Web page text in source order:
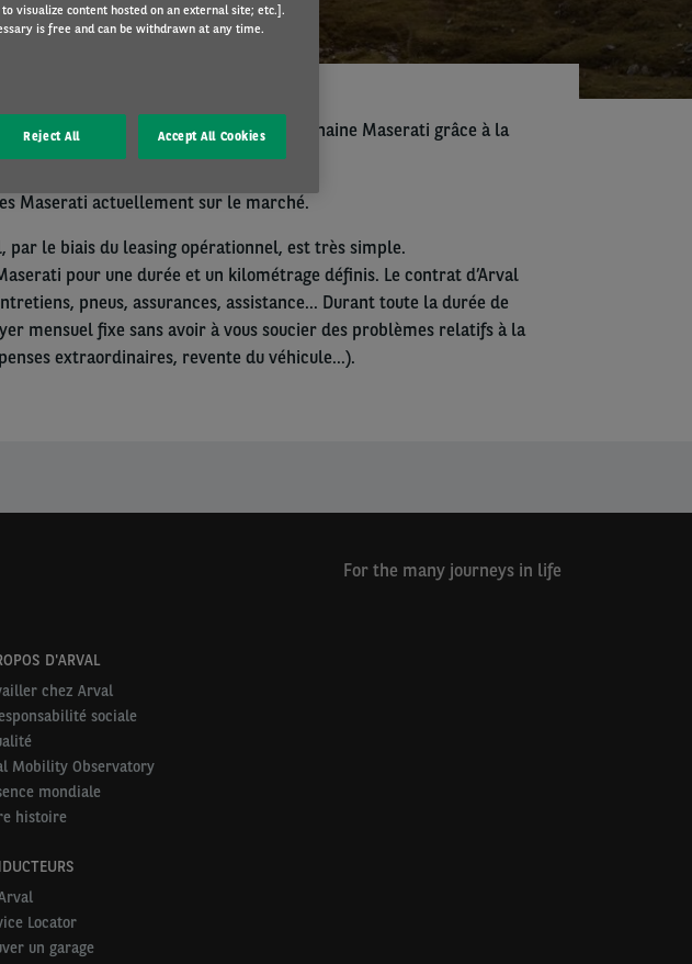
en Belgique ? Choisissez votre prochaine Maserati grâce à la
d’Arval.
Maserati actuellement sur le marché.
par le biais du leasing opérationnel, est très simple.
pour une durée et un kilométrage définis. Le contrat d’Arval
pneus, assurances, assistance… Durant toute la durée de
mensuel fixe sans avoir à vous soucier des problèmes relatifs à la
extraordinaires, revente du véhicule…).
For the many journeys in life
D'ARVAL
chez Arval
sociale
Mobility Observatory
mondiale
histoire
Locator
un garage
visualize content hosted on an external site; etc.].
is free and can be withdrawn at any time.
Reject All Accept All Cookies